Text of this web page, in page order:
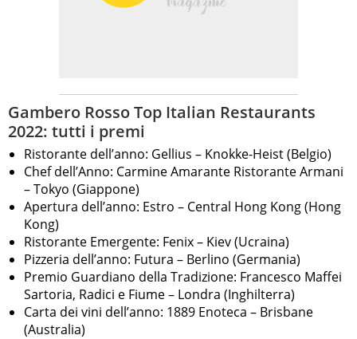
Gambero Rosso Top Italian Restaurants
2022: tutti i premi
Ristorante dell’anno: Gellius – Knokke-Heist (Belgio)
Chef dell’Anno: Carmine Amarante Ristorante Armani
– Tokyo (Giappone)
Apertura dell’anno: Estro – Central Hong Kong (Hong
Kong)
Ristorante Emergente: Fenix – Kiev (Ucraina)
Pizzeria dell’anno: Futura – Berlino (Germania)
Premio Guardiano della Tradizione: Francesco Maffei
Sartoria, Radici e Fiume – Londra (Inghilterra)
Carta dei vini dell’anno: 1889 Enoteca – Brisbane
(Australia)